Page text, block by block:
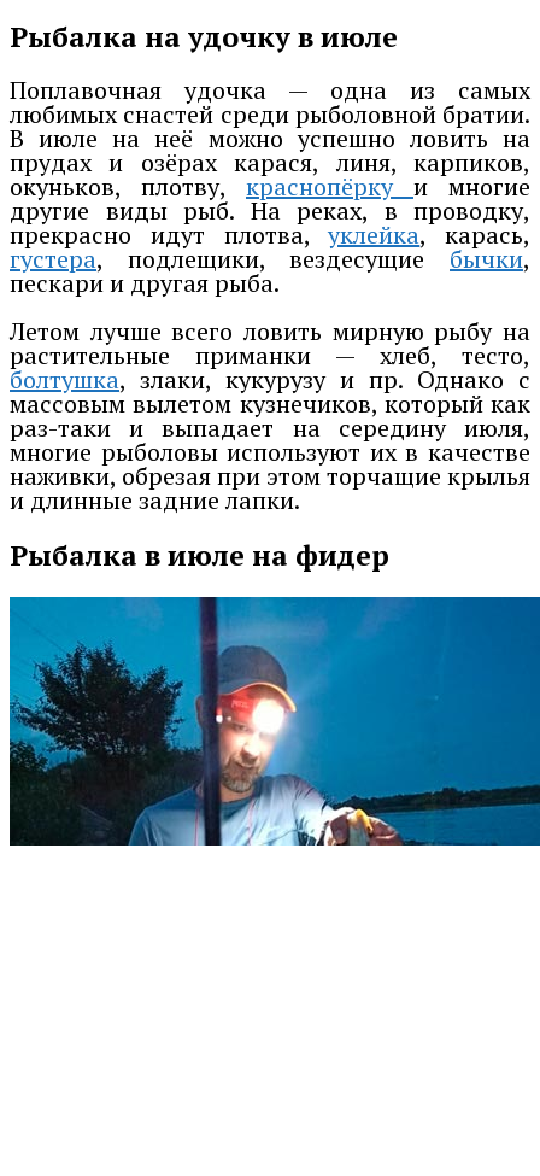
Рыбалка на удочку в июле
Поплавочная удочка — одна из самых
любимых снастей среди рыболовной братии.
В июле на неё можно успешно ловить на
прудах и озёрах карася, линя, карпиков,
окуньков, плотву, краснопёрку и многие
другие виды рыб. На реках, в проводку,
прекрасно идут плотва,уклейка, карась,
густера, подлещики, вездесущие бычки,
пескари и другая рыба.
Летом лучше всего ловить мирную рыбу на
растительные приманки — хлеб, тесто,
болтушка, злаки, кукурузу и пр. Однако с
массовым вылетом кузнечиков, который как
раз-таки и выпадает на середину июля,
многие рыболовы используют их в качестве
наживки, обрезая при этом торчащие крылья
и длинные задние лапки.
Рыбалка в июле на фидер